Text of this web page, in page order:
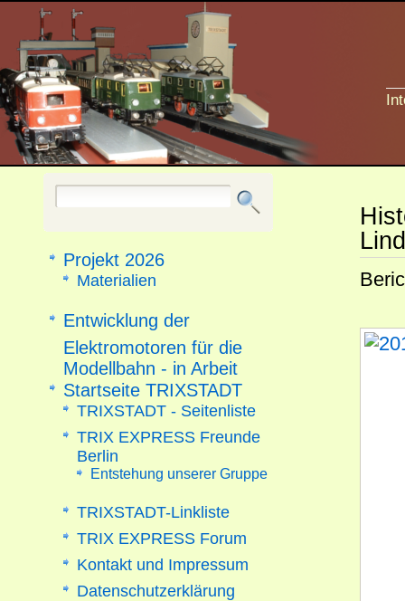
Projekt 2026
Materialien
Entwicklung der
Elektromotoren für die
Modellbahn - in Arbeit
Startseite TRIXSTADT
TRIXSTADT - Seitenliste
TRIX EXPRESS Freunde
Berlin
Entstehung unserer Gruppe
TRIXSTADT-Linkliste
TRIX EXPRESS Forum
Kontakt und Impressum
Datenschutzerklärung